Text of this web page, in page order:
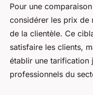
Pour une
considérer les prix de
de la clientèle. Ce
satisfaire les clients,
établir une tarification
professionnels du